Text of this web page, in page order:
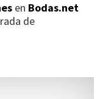
en Bodas.net
de